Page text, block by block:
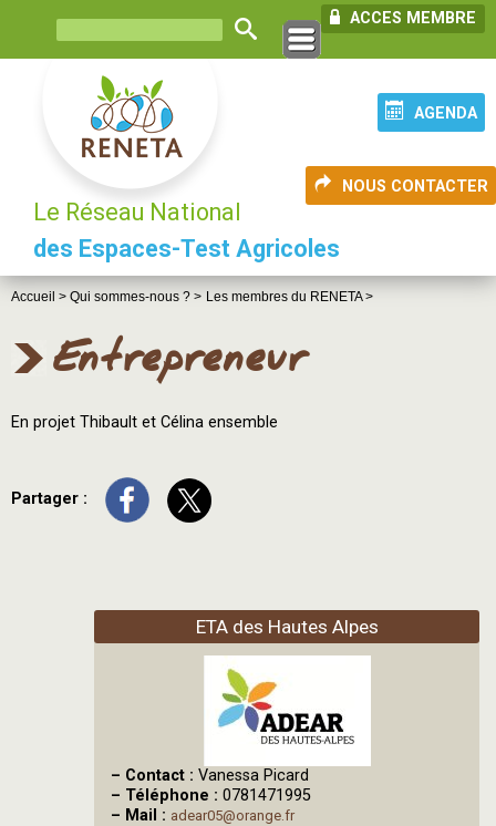
ACCES MEMBRE
AGENDA
NOUS CONTACTER
Le Réseau National
des Espaces-Test Agricoles
Accueil > Qui sommes-nous ? > Les membres du RENETA >
Entrepreneur
En projet Thibault et Célina ensemble
Partager :
ETA des Hautes Alpes
– Contact : Vanessa Picard
– Téléphone : 0781471995
– Mail : adear05@orange.fr